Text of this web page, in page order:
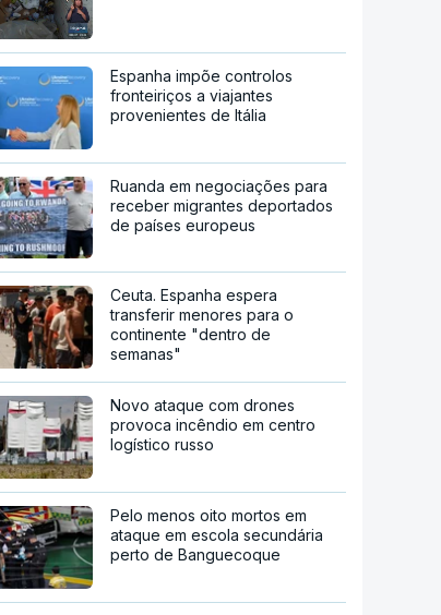
Espanha impõe controlos
fronteiriços a viajantes
provenientes de Itália
Ruanda em negociações para
receber migrantes deportados
de países europeus
Ceuta. Espanha espera
transferir menores para o
continente "dentro de
semanas"
Novo ataque com drones
provoca incêndio em centro
logístico russo
Pelo menos oito mortos em
ataque em escola secundária
perto de Banguecoque